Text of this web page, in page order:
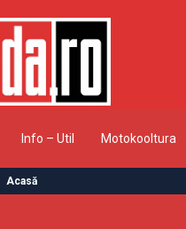
Info – Util Motokooltura
Acasă